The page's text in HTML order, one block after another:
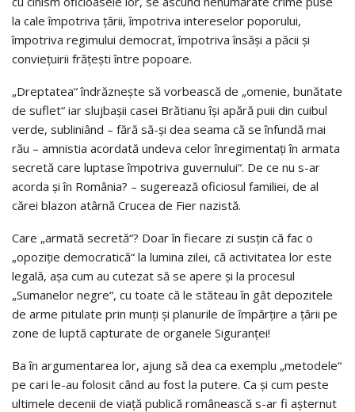
la cale împotriva țării, împotriva intereselor poporului,
împotriva regimului democrat, împotriva însăși a păcii și
conviețuirii frățești între popoare.
„Dreptatea“ îndrăznește să vorbească de „omenie, bunătate
de suflet“ iar slujbașii casei Brătianu își apără puii din cuibul
verde, subliniând – fără să-și dea seama că se înfundă mai
rău – amnistia acordată undeva celor înregimentați în armata
secretă care luptase împotriva guvernului“. De ce nu s-ar
acorda și în România? – sugerează oficiosul familiei, de al
cărei blazon atârnă Crucea de Fier nazistă.
Care „armată secretă“? Doar în fiecare zi susțin că fac o
„opoziție democratică“ la lumina zilei, că activitatea lor este
legală, așa cum au cutezat să se apere și la procesul
„Sumanelor negre“, cu toate că le stăteau în gât depozitele
de arme pitulate prin munți și planurile de împărțire a țării pe
zone de luptă capturate de organele Siguranței!
Ba în argumentarea lor, ajung să dea ca exemplu „metodele“
pe cari le-au folosit când au fost la putere. Ca și cum peste
ultimele decenii de viață publică românească s-ar fi așternut